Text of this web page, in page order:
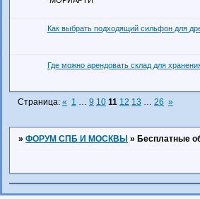
Как выбрать подходящий сильфон для
Где можно арендовать склад для
Страница: « 1 … 9 10 11 12 13 … 26 »
» ФОРУМ СПБ И МОСКВЫ » Бесплатные